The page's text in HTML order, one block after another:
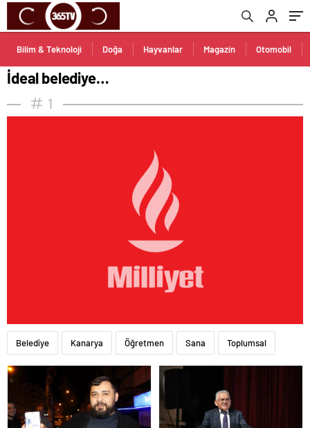
Bilim & Teknoloji Doğa Hayvanlar Magazin Otomobil
İdeal belediye…
1
Belediye Kanarya Öğretmen Sana Toplumsal